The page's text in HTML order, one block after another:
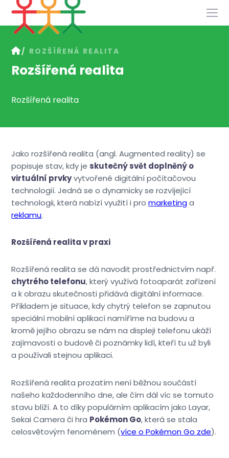
ROZŠÍŘENÁ REALITA
Rozšířená realita
Rozšířená realita
Jako rozšířená realita (angl. Augmented reality) se
popisuje stav, kdy je skutečný svět doplněný o
virtuální prvkyvytvořené digitální počítačovou
technologií. Jedná se o dynamicky se rozvíjející
technologii, která nabízí využití i promarketinga
reklamu.
Rozšířená realita v praxi
Rozšířená realita se dá navodit prostřednictvím např.
chytrého telefonu, který využívá fotoaparát zařízení
a k obrazu skutečnosti přidává digitální informace.
Příkladem je situace, kdy chytrý telefon se zapnutou
speciální mobilní aplikací namíříme na budovu a
kromě jejího obrazu se nám na displeji telefonu ukáží
zajímavosti o budově či poznámky lidí, kteří tu už byli
a používali stejnou aplikaci.
Rozšířená realita prozatím není běžnou součástí
našeho každodenního dne, ale čím dál víc se tomuto
stavu blíží. A to díky populárním aplikacím jako Layar,
Sekai Camera či hra Pokémon Go, která se stala
celosvětovým fenoménem (více o Pokémon Go zde).